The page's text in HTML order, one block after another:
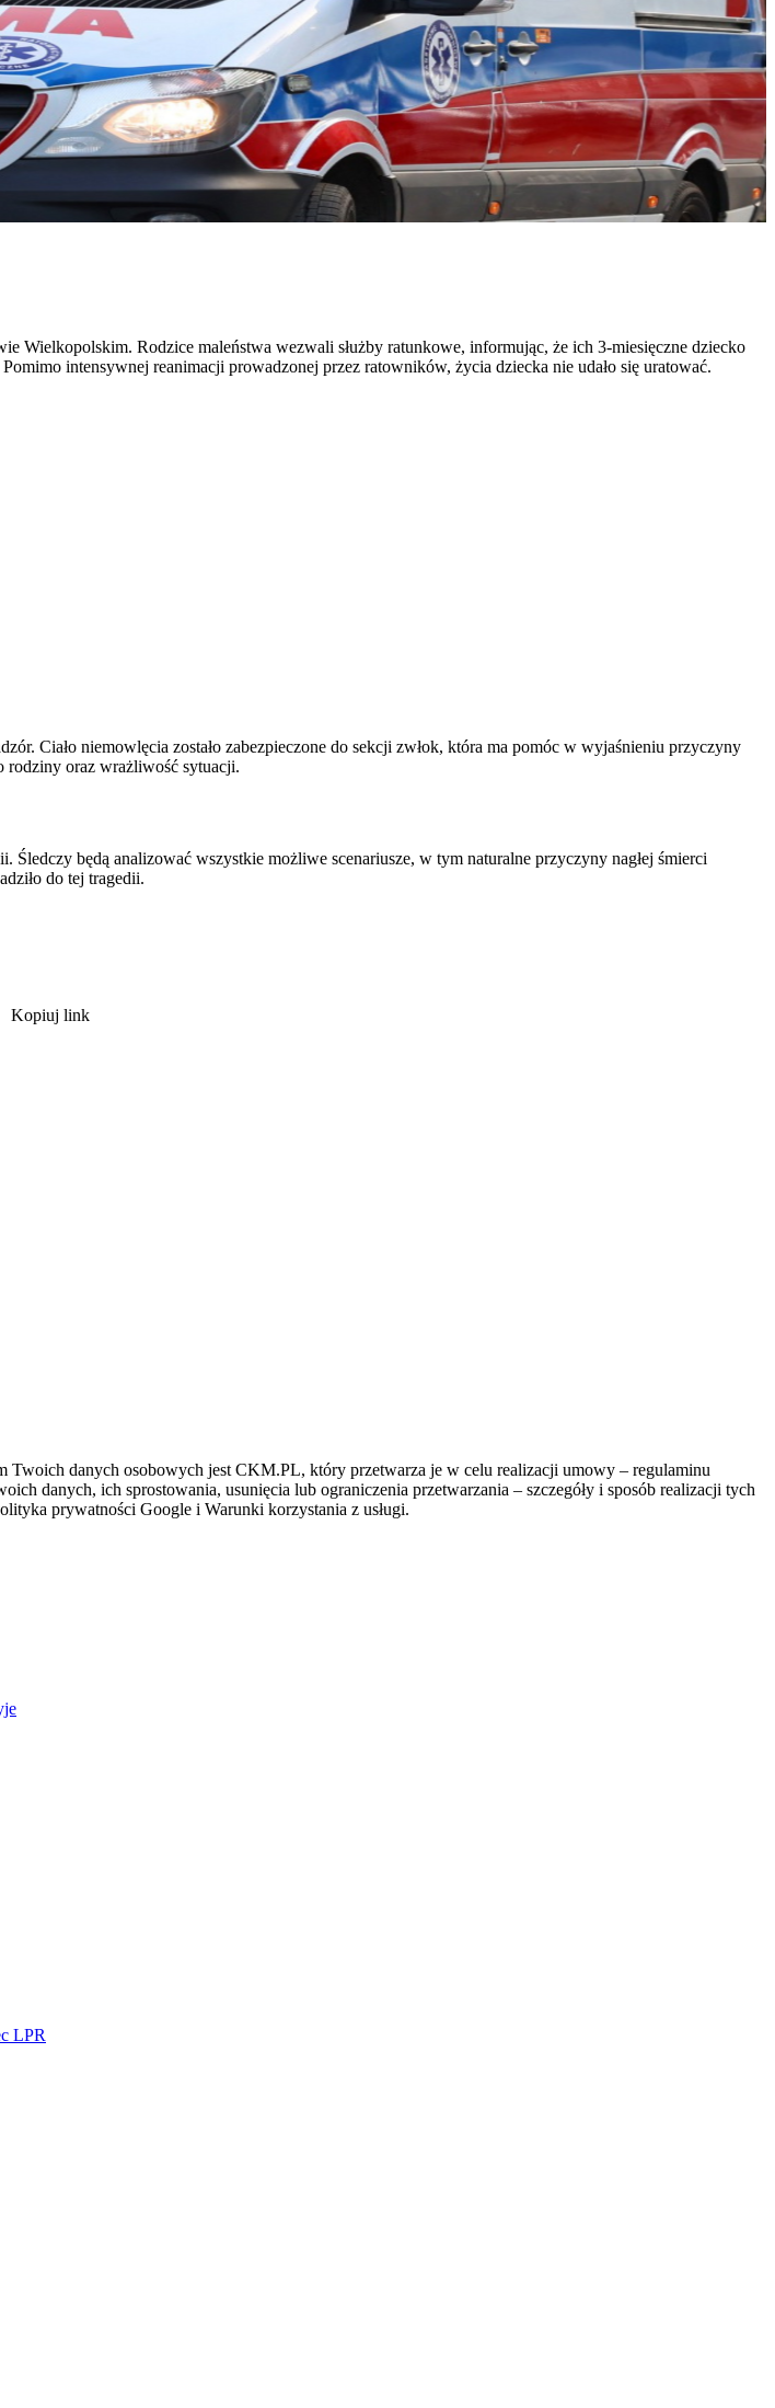
Wielkopolskim. Rodzice maleństwa wezwali służby ratunkowe, informując, że ich 3-miesięczne dziecko
intensywnej reanimacji prowadzonej przez ratowników, życia dziecka nie udało się uratować.
Ciało niemowlęcia zostało zabezpieczone do sekcji zwłok, która ma pomóc w wyjaśnieniu przyczyny
rodziny oraz wrażliwość sytuacji.
będą analizować wszystkie możliwe scenariusze, w tym naturalne przyczyny nagłej śmierci
do tej tragedii.
Kopiuj link
Twoich danych osobowych jest CKM.PL, który przetwarza je w celu realizacji umowy – regulaminu
danych, ich sprostowania, usunięcia lub ograniczenia przetwarzania – szczegóły i sposób realizacji tych
prywatności Google i Warunki korzystania z usługi.
LPR